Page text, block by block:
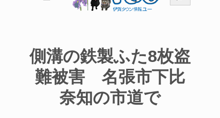
索
側溝の鉄製ふた8枚盗
難被害 名張市下比
奈知の市道で